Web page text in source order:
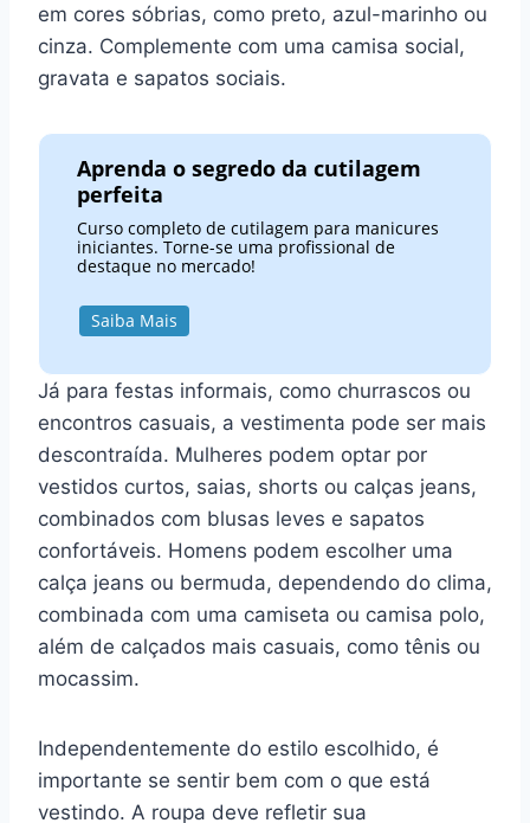
em cores sóbrias, como preto, azul-marinho ou
cinza. Complemente com uma camisa social,
gravata e sapatos sociais.
Aprenda o segredo da cutilagem
perfeita
Curso completo de cutilagem para manicures
iniciantes. Torne-se uma profissional de
destaque no mercado!
Saiba Mais
Já para festas informais, como churrascos ou
encontros casuais, a vestimenta pode ser mais
descontraída. Mulheres podem optar por
vestidos curtos, saias, shorts ou calças jeans,
combinados com blusas leves e sapatos
confortáveis. Homens podem escolher uma
calça jeans ou bermuda, dependendo do clima,
combinada com uma camiseta ou camisa polo,
além de calçados mais casuais, como tênis ou
mocassim.
Independentemente do estilo escolhido, é
importante se sentir bem com o que está
vestindo. A roupa deve refletir sua